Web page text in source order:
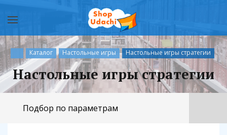
Каталог Настольные игры Настольные игры стратегии
Настольные игры стратегии
Подбор по параметрам